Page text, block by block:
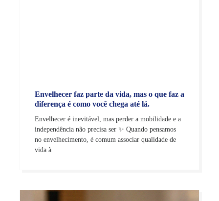
Envelhecer faz parte da vida, mas o que faz a
diferença é como você chega até lá.
Envelhecer é inevitável, mas perder a mobilidade e a
independência não precisa ser ✨ Quando pensamos
no envelhecimento, é comum associar qualidade de
vida à